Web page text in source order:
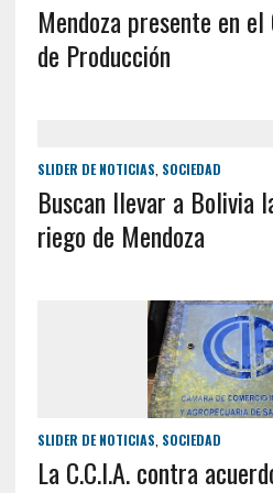
Mendoza presente en
de Producción
SLIDER DE NOTICIAS SOCIEDAD
Buscan llevar a Bolivia
riego de Mendoza
SLIDER DE NOTICIAS SOCIEDAD
La C.C.I.A. contra